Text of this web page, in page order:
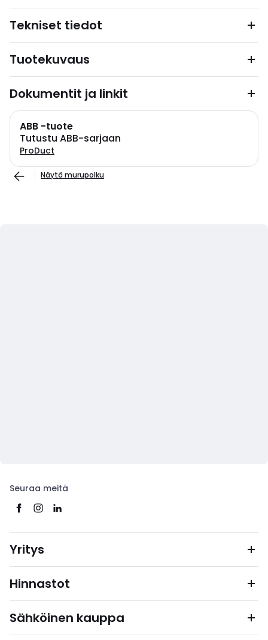
Tekniset tiedot
Tuotekuvaus
Dokumentit ja linkit
ABB -tuote
Tutustu ABB-sarjaan
ProDuct
Näytä murupolku
Seuraa meitä
Yritys
Hinnastot
Sähköinen kauppa